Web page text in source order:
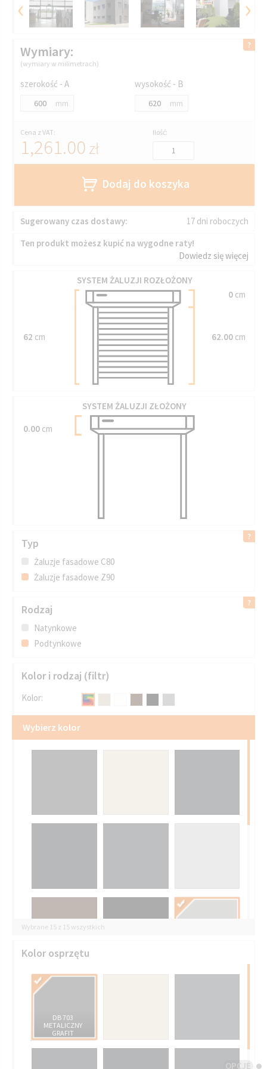
OPCJE
‹ ›
Wymiary:
(wymiary w milimetrach)
szerokość - A
mm
wysokość - B
mm
Cena z VAT:
1,261.00 zł
Ilość:
Dodaj do koszyka
Sugerowany czas dostawy:
17 dni roboczych
Ten produkt możesz kupić na wygodne raty!
Dowiedz się więcej
SYSTEM ŻALUZJI ROZŁOŻONY
62 cm
0cm
62.00cm
SYSTEM ŻALUZJI ZŁOŻONY
0.00 cm
Typ
Żaluzje fasadowe C80
Żaluzje fasadowe Z90
Rodzaj
Natynkowe
Podtynkowe
Kolor i rodzaj (filtr)
Kolor:
Wybierz kolor
Wybrane 15 z 15 wszystkich
Kolor osprzętu
DB 703
METALICZNY
GRAFIT